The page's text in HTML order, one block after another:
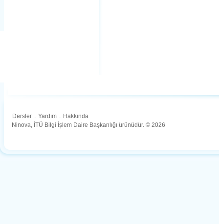
Dersler . Yardım . Hakkında
Ninova, İTÜ Bilgi İşlem Daire Başkanlığı ürünüdür. © 2026